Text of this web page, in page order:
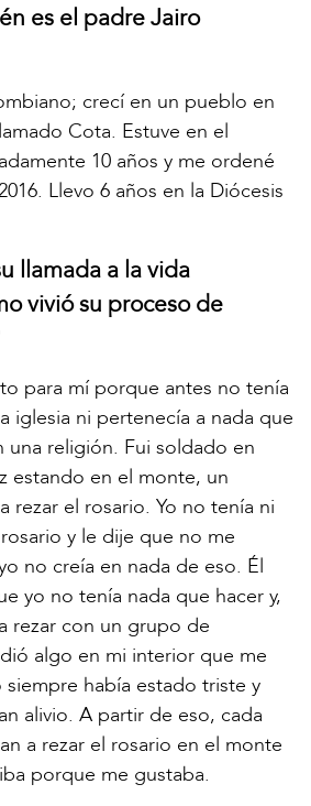
es el padre Jairo
crecí en un pueblo en
Cota. Estuve en el
10 años y me ordené
Llevo 6 años en la Diócesis
llamada a la vida
vivió su proceso de
para mí porque antes no tenía
iglesia ni pertenecía a nada que
una religión. Fui soldado en
estando en el monte, un
rezar el rosario. Yo no tenía ni
y le dije que no me
no creía en nada de eso. Él
yo no tenía nada que hacer y,
rezar con un grupo de
algo en mi interior que me
había estado triste y
alivio. A partir de eso, cada
a rezar el rosario en el monte
porque me gustaba.